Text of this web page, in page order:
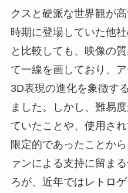
クスと硬派な世界観が
時期に登場していた他
と比較しても、映像の
て一線を画しており、
3D表現の進化を象徴す
ました。しかし、難易
ていたことや、使用さ
限定的であったことか
ァンによる支持に留ま
ろが、近年ではレトロ